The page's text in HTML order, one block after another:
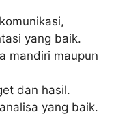
yang baik.
mandiri maupun
dan hasil.
yang baik.